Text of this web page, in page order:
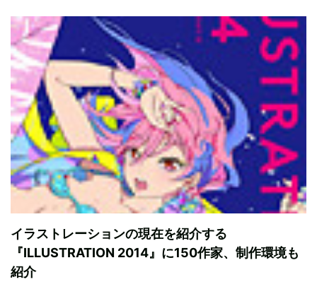
イラストレーションの現在を紹介する
『ILLUSTRATION 2014』に150作家、制作環境も
紹介